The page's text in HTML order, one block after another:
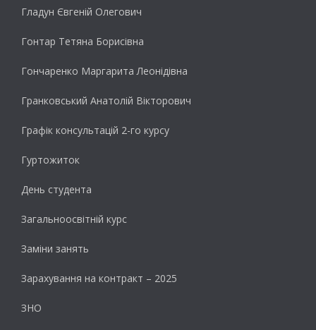
Гладун Євгеній Олегович
Гонтар Тетяна Борисівна
Гончаренко Маргарита Леонідівна
Гранковський Анатолій Вікторович
Графік консультацій 2-го курсу
Гуртожиток
День студента
Загальноосвітній курс
Заміни занять
Зарахування на контракт – 2025
ЗНО